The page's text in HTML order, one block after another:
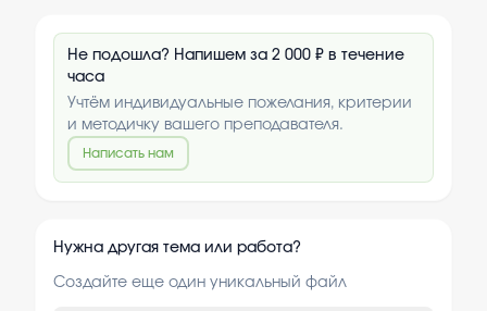
Не подошла? Напишем за 2 000 ₽ в течение
часа
Учтём индивидуальные пожелания, критерии
и методичку вашего преподавателя.
Написать нам
Нужна другая тема или работа?
Создайте еще один уникальный файл